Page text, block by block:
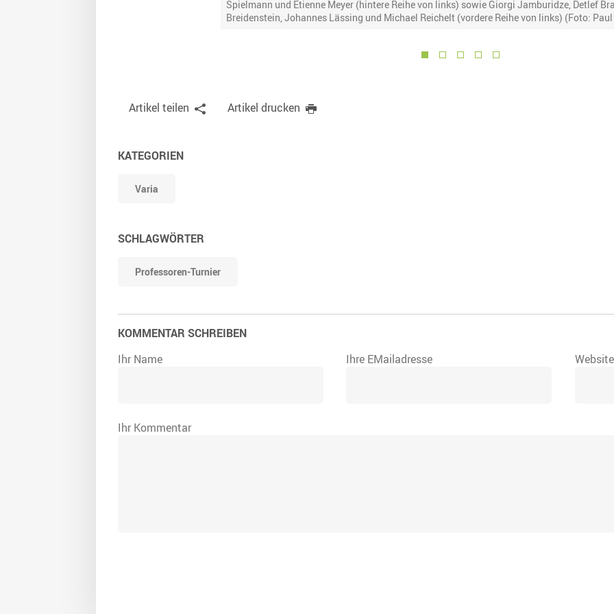
Spielmann und Etienne Meyer (hintere Reihe von links) sowie Giorgi Jamburidze, Detlef
Breidenstein, Johannes Lässing und Michael Reichelt (vordere Reihe von links) (Foto:
Artikel teilen Artikel drucken
KATEGORIEN
Varia
SCHLAGWÖRTER
Professoren-Turnier
KOMMENTAR SCHREIBEN
Ihr Name
Ihre EMailadresse
Ihr Kommentar